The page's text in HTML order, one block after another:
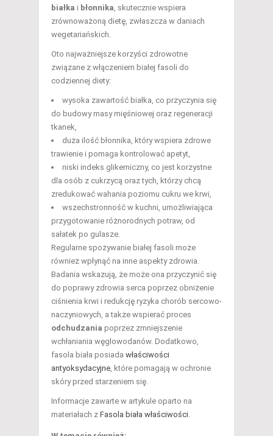
białka i błonnika, skutecznie wspiera
zrównoważoną dietę, zwłaszcza w daniach
wegetariańskich.
Oto najważniejsze korzyści zdrowotne
związane z włączeniem białej fasoli do
codziennej diety:
wysoka zawartość białka, co przyczynia się
do budowy masy mięśniowej oraz regeneracji
tkanek,
duża ilość błonnika, który wspiera zdrowe
trawienie i pomaga kontrolować apetyt,
niski indeks glikemiczny, co jest korzystne
dla osób z cukrzycą oraz tych, którzy chcą
zredukować wahania poziomu cukru we krwi,
wszechstronność w kuchni, umożliwiająca
przygotowanie różnorodnych potraw, od
sałatek po gulasze.
Regularne spożywanie białej fasoli może
również wpłynąć na inne aspekty zdrowia.
Badania wskazują, że może ona przyczynić się
do poprawy zdrowia serca poprzez obniżenie
ciśnienia krwi i redukcję ryzyka chorób sercowo-
naczyniowych, a także wspierać proces
odchudzania poprzez zmniejszenie
wchłaniania węglowodanów. Dodatkowo,
fasola biała posiada właściwości
antyoksydacyjne, które pomagają w ochronie
skóry przed starzeniem się.
Informacje zawarte w artykule oparto na
materiałach z Fasola biała właściwości.